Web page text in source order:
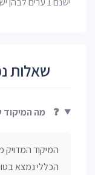
שאלות
❓ מה המיקוד
המיקוד
הכללי נמצא